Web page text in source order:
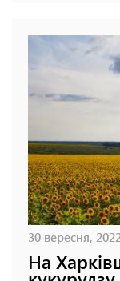
30 вересня,
На